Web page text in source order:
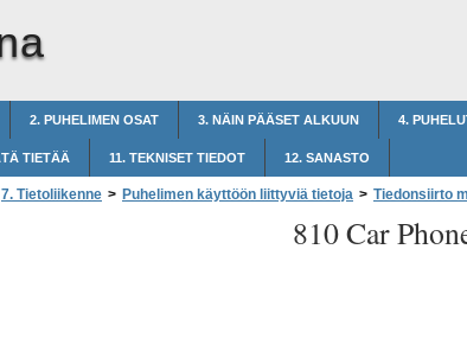
2. PUHELIMEN OSAT 3. NÄIN PÄÄSET ALKUUN 4.
TIETÄÄ 11. TEKNISET TIEDOT 12. SANASTO
7. Tietoliikenne > Puhelimen käyttöön liittyviä tietoja > Tiedonsiirto
810 Car